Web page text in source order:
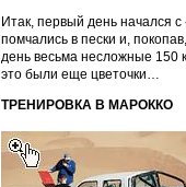
Итак, первый день начался
помчались в пески и,
день весьма несложные 150
это были еще цветочки…
ТРЕНИРОВКА В МАРОККО